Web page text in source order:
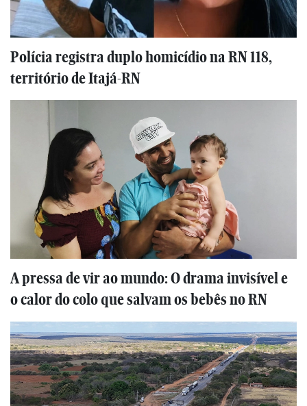
Polícia registra duplo homicídio na RN 118,
território de Itajá-RN
A pressa de vir ao mundo: O drama invisível e
o calor do colo que salvam os bebês no RN